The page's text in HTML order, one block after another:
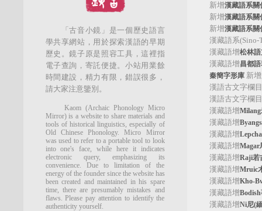
「古音小鏡」是一個歷史語言
學共享網站，用於探索漢語的早期
歷史。鏡子原是照容工具，這裡指
電子查詢，寄託便捷。小站用業餘
時間建設，精力有限，錯誤很多，
請大家注意鑒別。
Kaom (Archaic Phonology Micro
Mirror) is a website to share materials and
tools of historical linguistics, especially of
Old Chinese Phonology. Micro Mirror
was used to refer to a portable tool to look
into one's face, while here it indicates
electronic query, emphasizing its
convenience. Due to limitation of the
energy of the founder since the website has
been created and maintained in his spare
time, there are presumably mistakes and
flaws. Please pay attention to identify the
authenticity yourself.
新增漢藏語系關
新增漢藏語系關
新增漢藏語系關
漢藏語系(Sino-
漢藏語增松林語
漢藏語增昌都語
秦簡字形庫新增
漢語古文字欄
漢語古文字欄
漢藏語增Milang
漢藏語增
漢藏語增
漢藏語增Magar
漢藏語增Raji若
漢藏語增Mruic
漢藏語增Kho-
漢藏語增
漢藏語增Ni尼(